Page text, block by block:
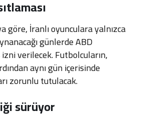
göre, İranlı oyunculara yalnızca
günlerde ABD
verilecek.Futbolcuların,
aynı gün içerisinde
zorunlu tutulacak.
sürüyor